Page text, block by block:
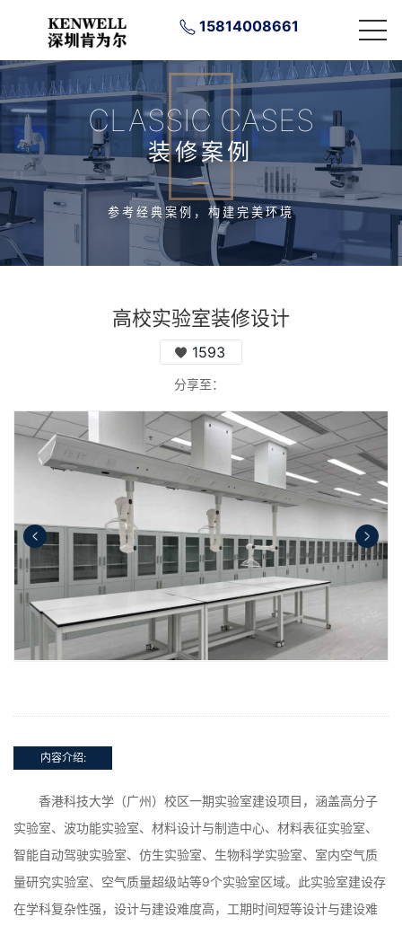
15814008661
CLASSIC CASES
装修案例
参考经典案例，构建完美环境
高校实验室装修设计
1593
分享至：
内容介绍:
香港科技大学（广州）校区一期实验室建设项目，涵盖高分子
实验室、波功能实验室、材料设计与制造中心、材料表征实验室、
智能自动驾驶实验室、仿生实验室、生物科学实验室、室内空气质
量研究实验室、空气质量超级站等9个实验室区域。此实验室建设存
在学科复杂性强，设计与建设难度高，工期时间短等设计与建设难